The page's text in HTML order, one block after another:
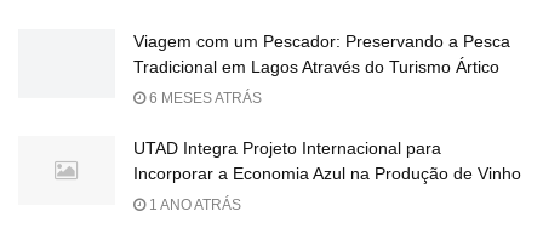
Viagem com um Pescador: Preservando a Pesca
Tradicional em Lagos Através do Turismo Ártico
6 MESES ATRÁS
UTAD Integra Projeto Internacional para
Incorporar a Economia Azul na Produção de Vinho
1 ANO ATRÁS